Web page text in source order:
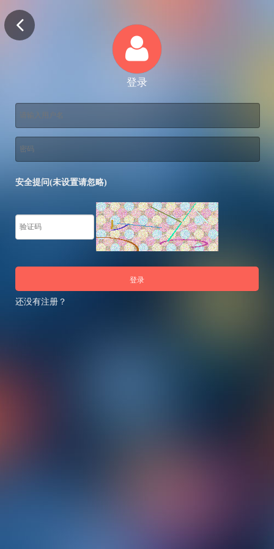
登录
安全提问(未设置请忽略)
登录
还没有注册？